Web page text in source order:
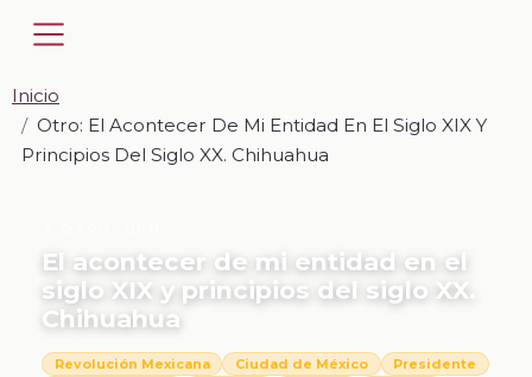
Inicio
Otro: El Acontecer De Mi Entidad En El Siglo XIX Y
Principios Del Siglo XX. Chihuahua
El acontecer de mi entidad en el
siglo XIX y principios del siglo XX.
Chihuahua
Revolución Mexicana Ciudad de México
Presidente